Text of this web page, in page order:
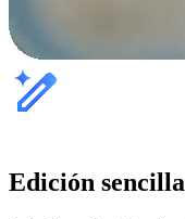
Edición sencilla